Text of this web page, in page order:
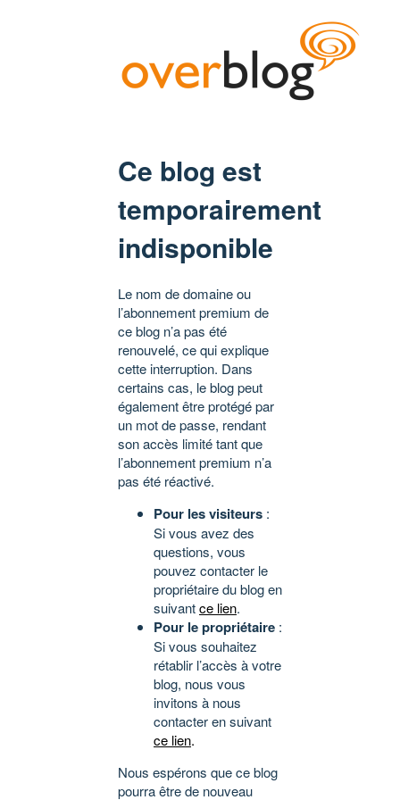
Ce blog est
temporairement
indisponible
Le nom de domaine ou
l’abonnement premium de
ce blog n’a pas été
renouvelé, ce qui explique
cette interruption. Dans
certains cas, le blog peut
également être protégé par
un mot de passe, rendant
son accès limité tant que
l’abonnement premium n’a
pas été réactivé.
Pour les visiteurs :
Si vous avez des
questions, vous
pouvez contacter le
propriétaire du blog en
suivantce lien.
Pour le propriétaire :
Si vous souhaitez
rétablir l’accès à votre
blog, nous vous
invitons à nous
contacter en suivant
ce lien.
Nous espérons que ce blog
pourra être de nouveau